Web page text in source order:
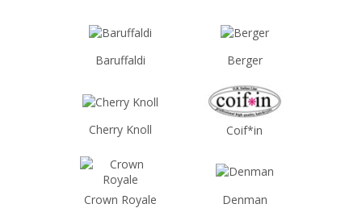
Baruffaldi Berger
Cherry Knoll Coif*in
Crown Royale Denman